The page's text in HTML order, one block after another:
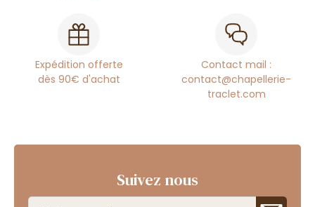
Expédition offerte
dès 90€ d'achat
Contact mail :
contact@chapellerie-
traclet.com
Suivez nous